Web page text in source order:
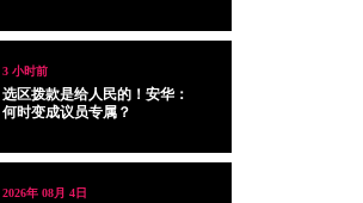
3 小时前
选区拨款是给人民的！安华：
何时变成议员专属？
2026年 08月 4日